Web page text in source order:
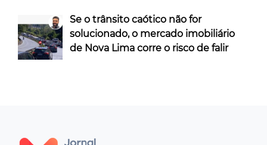
Se o trânsito caótico não for
solucionado, o mercado imobiliário
de Nova Lima corre o risco de falir